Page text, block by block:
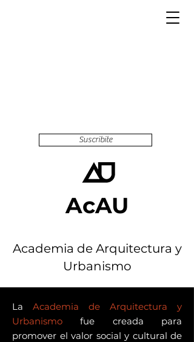
Suscribite
AcAU
Academia de Arquitectura y
Urbanismo
La Academia de Arquitectura y
Urbanismo fue creada para
promover el valor social y cultural de